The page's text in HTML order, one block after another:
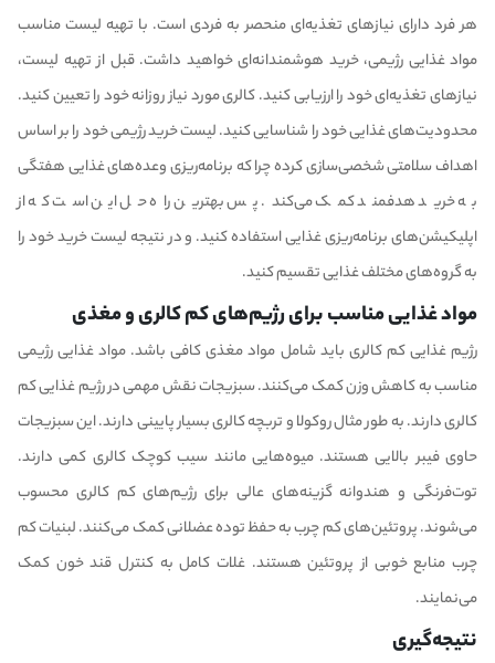
هر فرد دارای نیازهای تغذیه‌ای منحصر به فردی است. با تهیه لیست مناسب
مواد غذایی رژیمی، خرید هوشمندانه‌ای خواهید داشت. قبل از تهیه لیست،
نیازهای تغذیه‌ای خود را ارزیابی کنید. کالری مورد نیاز روزانه خود را تعیین کنید.
محدودیت‌های غذایی خود را شناسایی کنید. لیست خرید رژیمی خود را بر اساس
اهداف سلامتی شخصی‌سازی کرده چرا که برنامه‌ریزی وعده‌های غذایی هفتگی
به خرید هدفمند کمک می‌کند. پس بهترین راه حل این است که از
اپلیکیشن‌های برنامه‌ریزی غذایی استفاده کنید. و در نتیجه لیست خرید خود را
به گروه‌های مختلف غذایی تقسیم کنید.
مواد غذایی مناسب برای رژیم‌های کم کالری و مغذی
رژیم غذایی کم کالری باید شامل مواد مغذی کافی باشد. مواد غذایی رژیمی
مناسب به کاهش وزن کمک می‌کنند. سبزیجات نقش مهمی در رژیم غذایی کم
کالری دارند. به طور مثال روکولا و تربچه کالری بسیار پایینی دارند. این سبزیجات
حاوی فیبر بالایی هستند. میوه‌هایی مانند سیب کوچک کالری کمی دارند.
توت‌فرنگی و هندوانه گزینه‌های عالی برای رژیم‌های کم کالری محسوب
می‌شوند. پروتئین‌های کم چرب به حفظ توده عضلانی کمک می‌کنند. لبنیات کم
چرب منابع خوبی از پروتئین هستند. غلات کامل به کنترل قند خون کمک
می‌نمایند.
نتیجه‌گیری